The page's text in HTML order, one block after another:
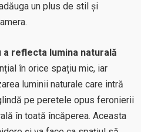
un plus de stil și
reflecta lumina naturală
în orice spațiu mic, iar
luminii naturale care intră
pe peretele opus feronierii
în toată încăperea. Aceasta